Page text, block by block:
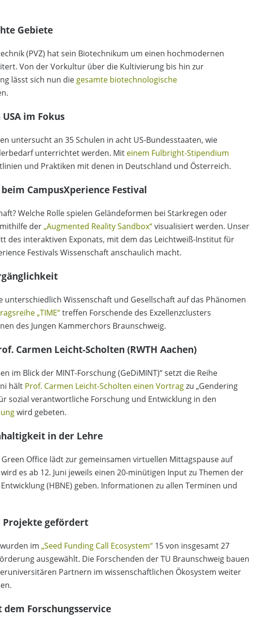
Gebiete
(PVZ) hat sein Biotechnikum um einen hochmodernen
Von der Vorkultur über die Kultivierung bis hin zur
lässt sich nun die gesamte biotechnologische
im Fokus
untersucht an 35 Schulen in acht US-Bundesstaaten, wie
unterrichtet werden. Mit einem Fulbright-Stipendium
und Praktiken mit denen in Deutschland und Österreich.
CampusXperience Festival
Welche Rolle spielen Geländeformen bei Starkregen oder
der„Augmented Reality Sandbox“visualisiert werden. Unser
des interaktiven Exponats, mit dem das Leichtweiß-Institut für
Festivals Wissenschaft anschaulich macht.
unterschiedlich Wissenschaft und Gesellschaft auf das Phänomen
„TIME“treffen Forschende des Exzellenzclusters
des Jungen Kammerchors Braunschweig.
Carmen Leicht-Scholten (RWTH Aachen)
im Blick der MINT-Forschung (GeDiMINT)“ setzt die Reihe
hält Prof. Carmen Leicht-Scholten einen Vortragzu „Gendering
sozial verantwortliche Forschung und Entwicklung in den
wird gebeten.
in der Lehre
Office lädt zur gemeinsamen virtuellen Mittagspause auf
es ab 12. Juni jeweils einen 20-minütigen Input zu Themen der
(HBNE) geben. Informationen zu allen Terminen und
Projekte gefördert
im „Seed Funding Call Ecosystem“ 15 von insgesamt 27
ausgewählt. Die Forschenden der TU Braunschweig bauen
Partnern im wissenschaftlichen Ökosystem weiter
Forschungsservice